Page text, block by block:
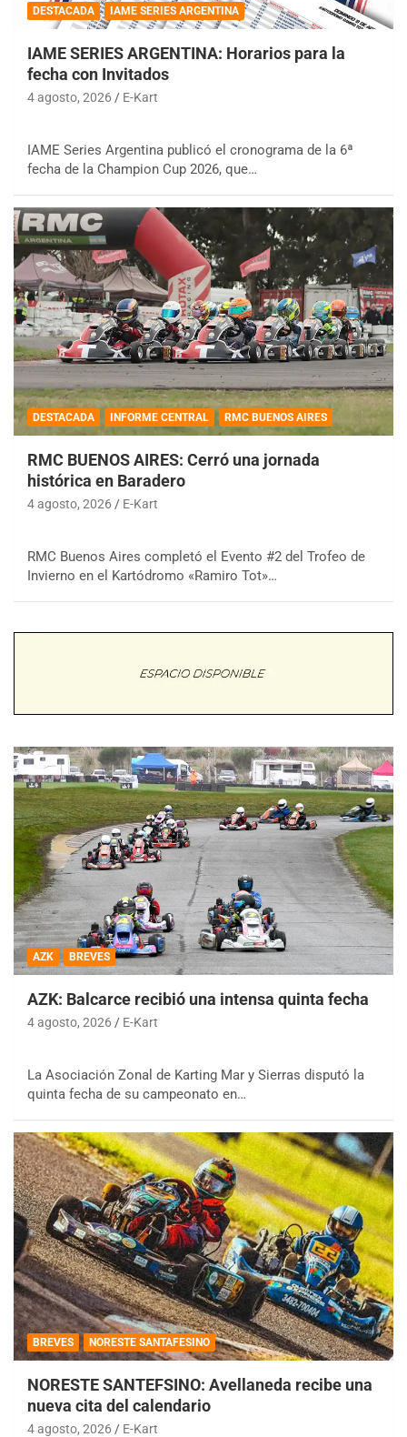
DESTACADA IAME SERIES ARGENTINA
IAME SERIES ARGENTINA: Horarios para la
fecha con Invitados
4 agosto, 2026 E-Kart
IAME Series Argentina publicó el cronograma de la 6ª
fecha de la Champion Cup 2026, que…
DESTACADA INFORME CENTRAL RMC BUENOS AIRES
RMC BUENOS AIRES: Cerró una jornada
histórica en Baradero
4 agosto, 2026 E-Kart
RMC Buenos Aires completó el Evento #2 del Trofeo de
Invierno en el Kartódromo «Ramiro Tot»…
AZK BREVES
AZK: Balcarce recibió una intensa quinta fecha
4 agosto, 2026 E-Kart
La Asociación Zonal de Karting Mar y Sierras disputó la
quinta fecha de su campeonato en…
BREVES NORESTE SANTAFESINO
NORESTE SANTEFSINO: Avellaneda recibe una
nueva cita del calendario
4 agosto, 2026 E-Kart